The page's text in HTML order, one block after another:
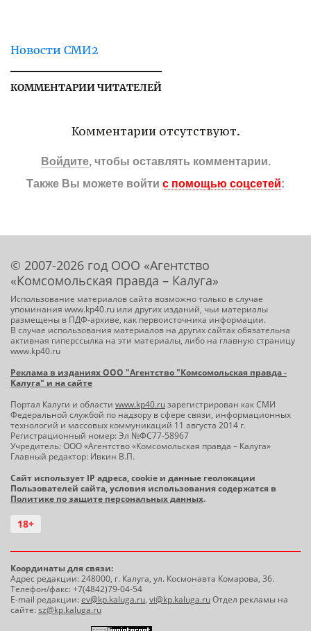
Новости СМИ2
КОММЕНТАРИИ ЧИТАТЕЛЕЙ
Комментарии отсутствуют.
Войдите, чтобы оставлять комментарии.
Также Вы можете войти с помощью соцсетей:
© 2007-2026 год ООО «Агентство
«Комсомольская правда – Калуга»
Использование материалов сайта возможно только в случае
упоминания www.kp40.ru или других изданий, чьи материалы
размещены в ПДФ-архиве, как первоисточника информации.
В случае использования материалов на других сайтах обязательна
активная гиперссылка на эти материалы, либо на главную страницу
www.kp40.ru
Реклама в изданиях ООО "Агентство "Комсомольская правда -
Калуга" и на сайте
Портал Калуги и области www.kp40.ruзарегистрирован как СМИ
Федеральной службой по надзору в сфере связи, информационных
технологий и массовых коммуникаций 11 августа 2014 г.
Регистрационный номер: Эл №ФС77-58967
Учредитель: ООО «Агентство «Комсомольская правда – Калуга»
Главный редактор: Ивкин В.П.
Сайт использует IP адреса, cookie и данные геолокации
Пользователей сайта, условия использования содержатся в
Политике по защите персональных данных.
18+
Координаты для связи:
Адрес редакции: 248000, г. Калуга, ул. Космонавта Комарова, 36.
Телефон/факс: +7(4842)79-04-54
E-mail редакции:ev@kp.kaluga.ru, vi@kp.kaluga.ruОтдел рекламы на
сайте:sz@kp.kaluga.ru